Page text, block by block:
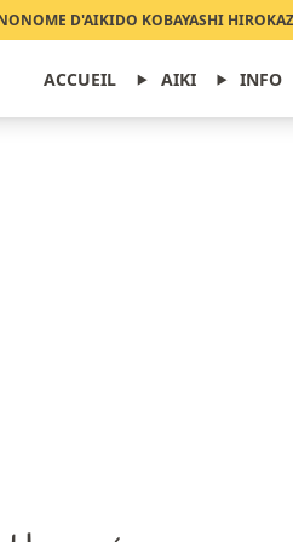
D'AIKIDO KOBAYASHI
ACCUEIL AIKI INFO